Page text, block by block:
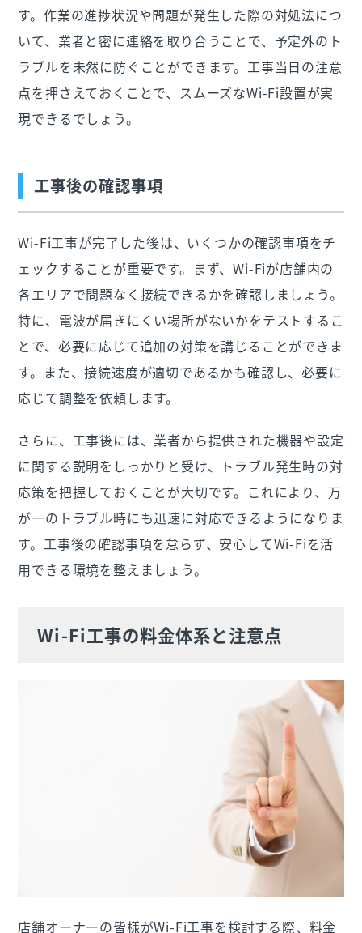
す。作業の進捗状況や問題が発生した際の対処法につ
いて、業者と密に連絡を取り合うことで、予定外のト
ラブルを未然に防ぐことができます。工事当日の注意
点を押さえておくことで、スムーズなWi-Fi設置が実
現できるでしょう。
工事後の確認事項
Wi-Fi工事が完了した後は、いくつかの確認事項をチ
ェックすることが重要です。まず、Wi-Fiが店舗内の
各エリアで問題なく接続できるかを確認しましょう。
特に、電波が届きにくい場所がないかをテストするこ
とで、必要に応じて追加の対策を講じることができま
す。また、接続速度が適切であるかも確認し、必要に
応じて調整を依頼します。
さらに、工事後には、業者から提供された機器や設定
に関する説明をしっかりと受け、トラブル発生時の対
応策を把握しておくことが大切です。これにより、万
が一のトラブル時にも迅速に対応できるようになりま
す。工事後の確認事項を怠らず、安心してWi-Fiを活
用できる環境を整えましょう。
Wi-Fi工事の料金体系と注意点
店舗オーナーの皆様がWi-Fi工事を検討する際、料金